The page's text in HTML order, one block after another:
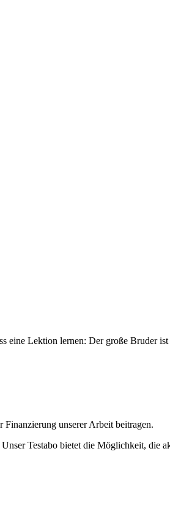
Lektion lernen: Der große Bruder
unserer Arbeit beitragen.
Testabo bietet die Möglichkeit, die